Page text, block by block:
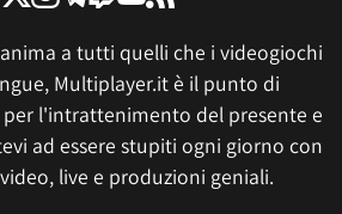
a tutti quelli che i videogiochi
Multiplayer.it è il punto di
l'intrattenimento del presente e
ad essere stupiti ogni giorno con
live e produzioni geniali.